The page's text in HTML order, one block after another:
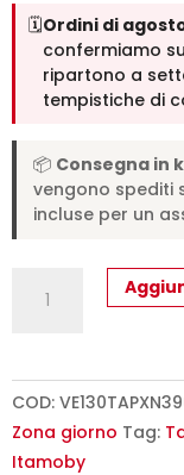
🗓️Ordini di
confermiamo
ripartono a
tempistiche di
📦 Consegna in
vengono spediti
incluse per un
allungabile
Paxon
bianco
frassino
COD:
Zona giorno Tag:
Itamoby